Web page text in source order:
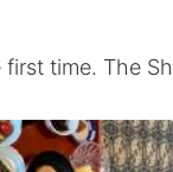
time. The